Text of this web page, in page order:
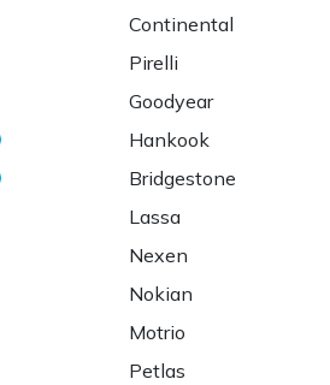
Continental
Pirelli
Goodyear
Hankook
Bridgestone
Lassa
Nexen
Nokian
Motrio
Petlas